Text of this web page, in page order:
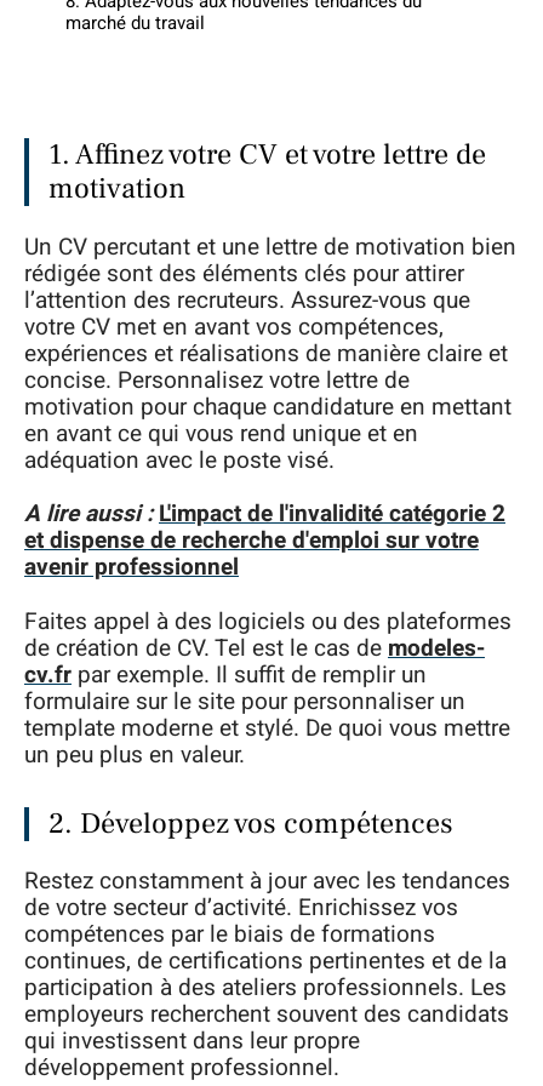
marché du travail
1. Affinez votre CV et votre lettre de
motivation
Un CV percutant et une lettre de motivation bien
rédigée sont des éléments clés pour attirer
l’attention des recruteurs. Assurez-vous que
votre CV met en avant vos compétences,
expériences et réalisations de manière claire et
concise. Personnalisez votre lettre de
motivation pour chaque candidature en mettant
en avant ce qui vous rend unique et en
adéquation avec le poste visé.
A lire aussi :L'impact de l'invalidité catégorie 2
et dispense de recherche d'emploi sur votre
avenir professionnel
Faites appel à des logiciels ou des plateformes
de création de CV. Tel est le cas de modeles-
cv.fr par exemple. Il suffit de remplir un
formulaire sur le site pour personnaliser un
template moderne et stylé. De quoi vous mettre
un peu plus en valeur.
2. Développez vos compétences
Restez constamment à jour avec les tendances
de votre secteur d’activité. Enrichissez vos
compétences par le biais de formations
continues, de certifications pertinentes et de la
participation à des ateliers professionnels. Les
employeurs recherchent souvent des candidats
qui investissent dans leur propre
développement professionnel.